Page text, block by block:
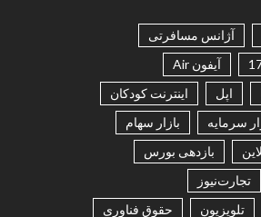
آژانس مسافرتی
آیفون Air
اپل
اینترنت کودکان
سرمایه
بازار سهام
بازدهی بورس
تجارت‌نیوز
تلویزیون حقوق فناوری